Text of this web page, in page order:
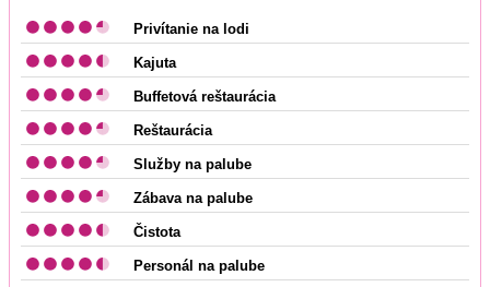
Privítanie na lodi
Kajuta
Buffetová reštaurácia
Reštaurácia
Služby na palube
Zábava na palube
Čistota
Personál na palube